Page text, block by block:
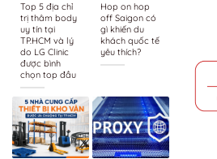
Top 5 địa chỉ
trị thâm body
uy tín tại
TP.HCM và lý
do LG Clinic
được bình
chọn top đầu
Hop on hop
off Saigon có
gì khiến du
khách quốc tế
yêu thích?